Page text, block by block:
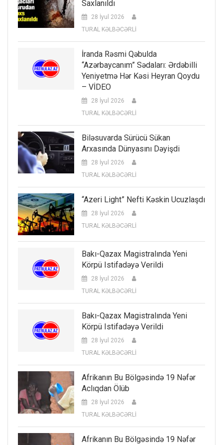
Saxlanıldı
28 İyul 2026
TURAL KƏLBƏCƏRLİ
İranda Rəsmi Qəbulda
“Azərbaycanım” Sədaları: Ərdəbilli
Yeniyetmə Hər Kəsi Heyran Qoydu
– VİDEO
28 İyul 2026
TURAL KƏLBƏCƏRLİ
Biləsuvarda Sürücü Sükan
Arxasında Dünyasını Dəyişdi
28 İyul 2026
TURAL KƏLBƏCƏRLİ
“Azeri Light” Nefti Kəskin Ucuzlaşdı
28 İyul 2026
TURAL KƏLBƏCƏRLİ
Bakı-Qazax Magistralında Yeni
Körpü Istifadəyə Verildi
28 İyul 2026
TURAL KƏLBƏCƏRLİ
Bakı-Qazax Magistralında Yeni
Körpü Istifadəyə Verildi
28 İyul 2026
TURAL KƏLBƏCƏRLİ
Afrikanın Bu Bölgəsində 19 Nəfər
Aclıqdan Ölüb
28 İyul 2026
TURAL KƏLBƏCƏRLİ
Afrikanın Bu Bölgəsində 19 Nəfər